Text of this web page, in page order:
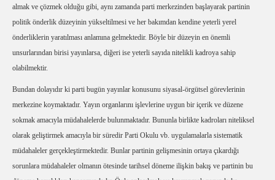
almak ve çözmek olduğu gibi, aynı zamanda parti merkezinden başlayarak partinin
politik önderlik düzeyinin yükseltilmesi ve her bakımdan kendine yeterli yerel
önderliklerin yaratılması anlamına gelmektedir. Böyle bir düzeyin en önemli
unsurlarından birisi yayınlarsa, diğeri ise yeterli sayıda nitelikli kadroya sahip
olabilmektir.
Bundan dolayıdır ki parti bugün yayınlar konusunu siyasal-örgütsel görevlerinin
merkezine koymaktadır. Yayın organlarını işlevlerine uygun bir içerik ve düzene
sokmak amacıyla müdahalelerde bulunmaktadır. Bununla birlikte kadroları niteliksel
olarak geliştirmek amacıyla bir süredir Parti Okulu vb. uygulamalarla sistematik
müdahaleler gerçekleştirmektedir. Bunlar partinin gelişmesinin ortaya çıkardığı
sorunlara müdahaleler olmanın ötesinde tarihsel döneme ilişkin bakış ve partinin bu